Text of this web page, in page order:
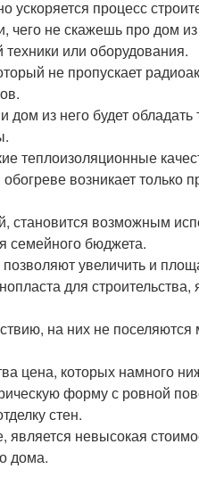
ускоряется процесс
чего не скажешь про дом
или оборудования.
не пропускает
из него будет
теплоизоляционные
возникает только
становится возможным
семейного бюджета.
увеличить и
для строительства,
на них не
цена, которых намного
форму с ровной
стен.
невысокая
дома.